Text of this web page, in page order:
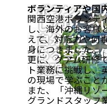
ボランティ
して身につ
自分にとっ
ある空港で
実現
ボランティアや国
関西空港ボランテ
し、海外のお客様
えて、対応力や何
身につきました。
更に、グアム研修
ト業務に挑戦し、
の現場で学ぶこと
また、「沖縄リゾ
グランドスタッフ